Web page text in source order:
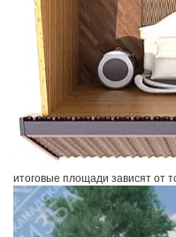
итоговые площади зависят от